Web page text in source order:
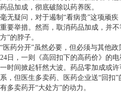
药品加成，彻底破除以药养医。
毫无疑问，对于遏制“看病贵”这项顽
重要举措。然而，取消药品加成，并
方”的脖子。
“医药分开”虽然必要，但必须与其他政
24日，一则《高回扣下的高药价》的
一时间掀起轩然大波。药品零加成或
系，但医生多卖药、医药企业送“回扣
有多卖药开“大处方”的动力。